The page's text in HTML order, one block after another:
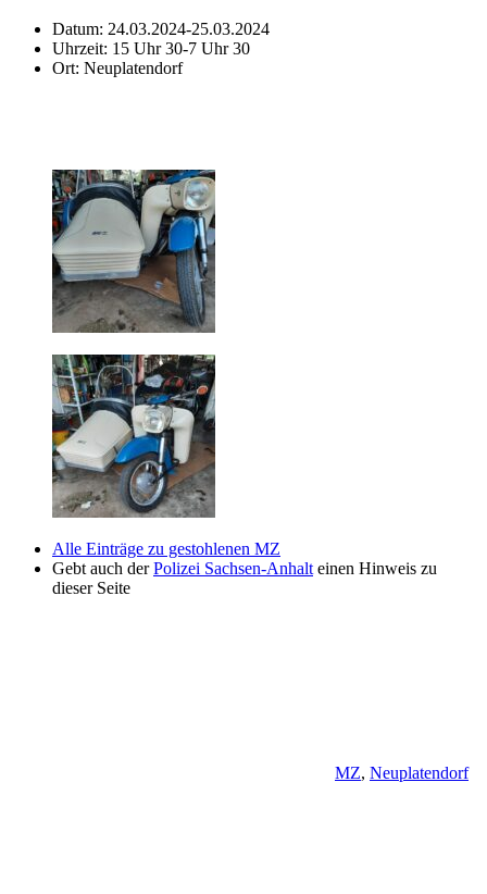
Datum: 24.03.2024-25.03.2024
Uhrzeit: 15 Uhr 30-7 Uhr 30
Ort: Neuplatendorf
Alle Einträge zu gestohlenen MZ
Gebt auch derPolizei Sachsen-Anhalt einen Hinweis zu
dieser Seite
MZ, Neuplatendorf